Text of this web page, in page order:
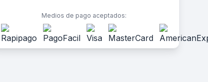
Medios de pago aceptados: